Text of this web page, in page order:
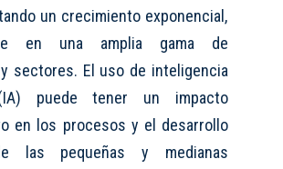
un crecimiento exponencial ,
en una amplia gama de
sectores. El uso de inteligencia
puede tener un impacto
en los procesos y el desarrollo
las pequeñas y medianas